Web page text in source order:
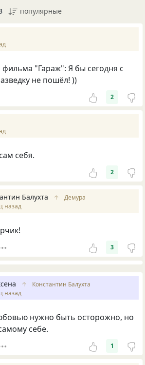
популярные
фильма "Гараж": Я бы сегодня с
не пошёл! ))
2
себя.
2
Балухта ↑
Демура
назад
3
↑
Константин Балухта
назад
нужно быть осторожно, но
себе.
1